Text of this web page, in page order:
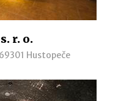
r. o.
Hustopeče